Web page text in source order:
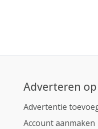
Adverteren
Advertentie
Account aanmaken